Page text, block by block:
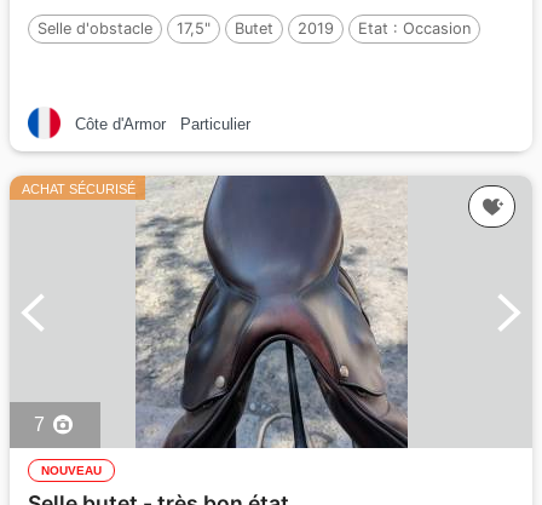
Selle d'obstacle 17,5" Butet 2019 Etat : Occasion
Côte d'Armor Particulier
ACHAT SÉCURISÉ
7
NOUVEAU